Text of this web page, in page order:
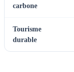
carbone
Tourisme
durable